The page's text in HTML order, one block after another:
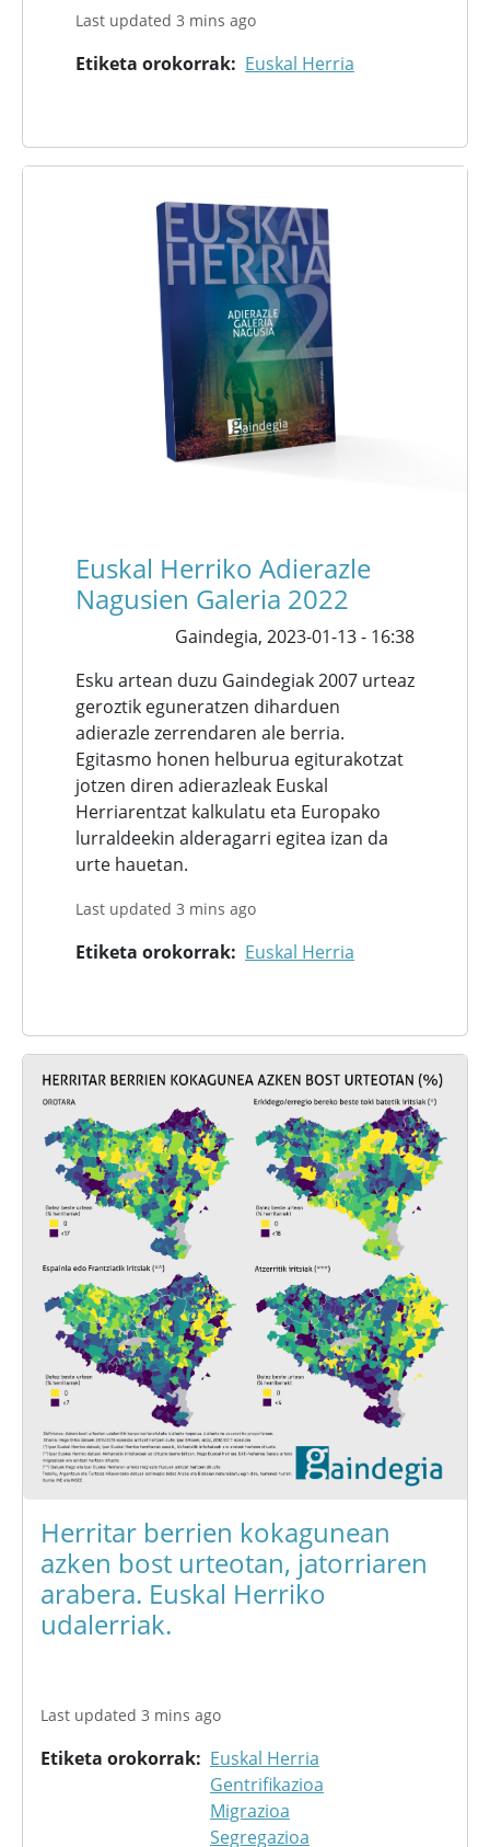
Last updated 3 mins ago
Etiketa orokorrak Euskal Herria
Euskal Herriko Adierazle
Nagusien Galeria 2022
Gaindegia, 2023-01-13 - 16:38
Esku artean duzu Gaindegiak 2007 urteaz
geroztik eguneratzen diharduen
adierazle zerrendaren ale berria.
Egitasmo honen helburua egiturakotzat
jotzen diren adierazleak Euskal
Herriarentzat kalkulatu eta Europako
lurraldeekin alderagarri egitea izan da
urte hauetan.
Last updated 3 mins ago
Etiketa orokorrak Euskal Herria
Herritar berrien kokagunean
azken bost urteotan, jatorriaren
arabera. Euskal Herriko
udalerriak.
Last updated 3 mins ago
Etiketa orokorrak
Euskal Herria
Gentrifikazioa
Migrazioa
Segregazioa